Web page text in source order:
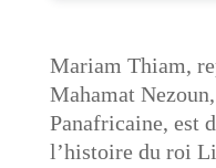
Mariam Thiam,
Mahamat
Panafricaine, est
l’histoire du roi